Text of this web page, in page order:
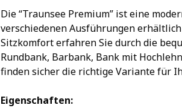
Die “Traunsee Premium” ist eine
verschiedenen Ausführungen
Sitzkomfort erfahren Sie durch die
Rundbank, Barbank, Bank mit
finden sicher die richtige Variante für
Eigenschaften: